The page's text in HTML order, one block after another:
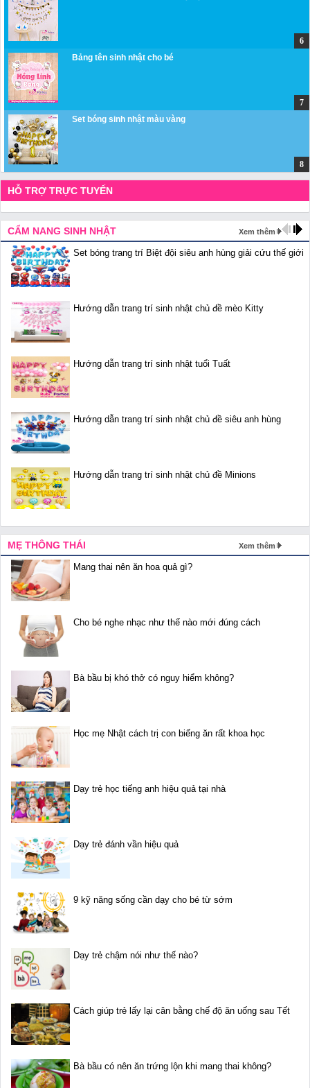
Bảng tên sinh nhật cho bé
Set bóng sinh nhật màu vàng
HỖ TRỢ TRỰC TUYẾN
CẨM NANG SINH NHẬT Xem thêm
Set bóng trang trí Biệt đội siêu anh hùng giải cứu thế giới
Hướng dẫn trang trí sinh nhật chủ đề mèo Kitty
Hướng dẫn trang trí sinh nhật tuổi Tuất
Hướng dẫn trang trí sinh nhật chủ đề siêu anh hùng
Hướng dẫn trang trí sinh nhật chủ đề Minions
MẸ THÔNG THÁI Xem thêm
Mang thai nên ăn hoa quả gì?
Cho bé nghe nhạc như thế nào mới đúng cách
Bà bầu bị khó thở có nguy hiểm không?
Học mẹ Nhật cách trị con biếng ăn rất khoa học
Dạy trẻ học tiếng anh hiệu quả tại nhà
Dạy trẻ đánh vần hiệu quả
9 kỹ năng sống cần dạy cho bé từ sớm
Dạy trẻ chậm nói như thế nào?
Cách giúp trẻ lấy lại cân bằng chế độ ăn uống sau Tết
Bà bầu có nên ăn trứng lộn khi mang thai không?